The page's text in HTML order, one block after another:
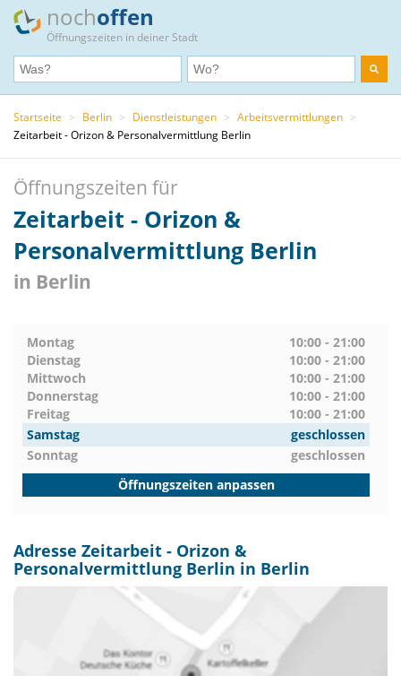
nochoffen
Öffnungszeiten in deiner Stadt
Startseite > Berlin > Dienstleistungen > Arbeitsvermittlungen >
Zeitarbeit - Orizon & Personalvermittlung Berlin
Öffnungszeiten für
Zeitarbeit - Orizon &
Personalvermittlung Berlin
in Berlin
Montag
10:00 - 21:00
Dienstag
10:00 - 21:00
Mittwoch
10:00 - 21:00
Donnerstag
10:00 - 21:00
Freitag
10:00 - 21:00
Samstag
geschlossen
Sonntag
geschlossen
Öffnungszeiten anpassen
Adresse Zeitarbeit - Orizon &
Personalvermittlung Berlin in Berlin